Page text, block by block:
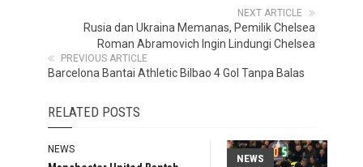
NEXT ARTICLE
Rusia dan Ukraina Memanas, Pemilik Chelsea
Roman Abramovich Ingin Lindungi Chelsea
PREVIOUS ARTICLE
Barcelona Bantai Athletic Bilbao 4 Gol Tanpa Balas
RELATED POSTS
NEWS
NEWS